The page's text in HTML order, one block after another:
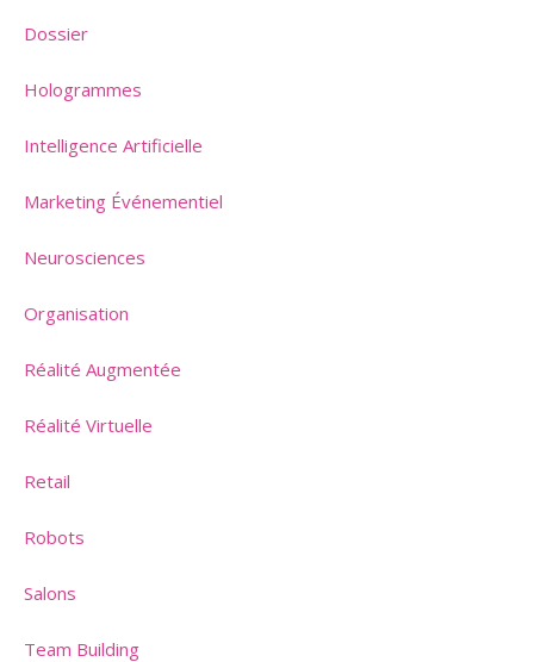
Dossier
Hologrammes
Intelligence Artificielle
Marketing Événementiel
Neurosciences
Organisation
Réalité Augmentée
Réalité Virtuelle
Retail
Robots
Salons
Team Building